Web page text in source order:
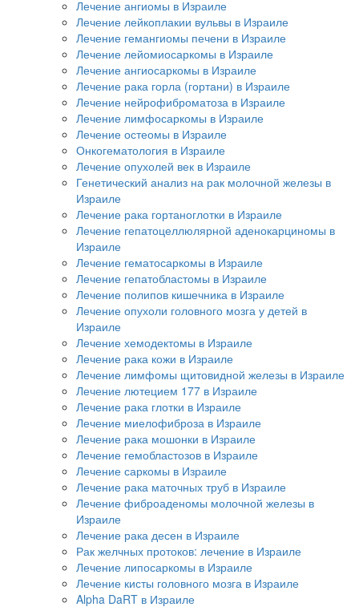
Лечение ангиомы в Израиле
Лечение лейкоплакии вульвы в Израиле
Лечение гемангиомы печени в Израиле
Лечение лейомиосаркомы в Израиле
Лечение ангиосаркомы в Израиле
Лечение рака горла (гортани) в Израиле
Лечение нейрофиброматоза в Израиле
Лечение лимфосаркомы в Израиле
Лечение остеомы в Израиле
Онкогематология в Израиле
Лечение опухолей век в Израиле
Генетический анализ на рак молочной железы в
Израиле
Лечение рака гортаноглотки в Израиле
Лечение гепатоцеллюлярной аденокарциномы в
Израиле
Лечение гематосаркомы в Израиле
Лечение гепатобластомы в Израиле
Лечение полипов кишечника в Израиле
Лечение опухоли головного мозга у детей в
Израиле
Лечение хемодектомы в Израиле
Лечение рака кожи в Израиле
Лечение лимфомы щитовидной железы в Израиле
Лечение лютецием 177 в Израиле
Лечение рака глотки в Израиле
Лечение миелофиброза в Израиле
Лечение рака мошонки в Израиле
Лечение гемобластозов в Израиле
Лечение саркомы в Израиле
Лечение рака маточных труб в Израиле
Лечение фиброаденомы молочной железы в
Израиле
Лечение рака десен в Израиле
Рак желчных протоков: лечение в Израиле
Лечение липосаркомы в Израиле
Лечение кисты головного мозга в Израиле
Alpha DaRT в Израиле